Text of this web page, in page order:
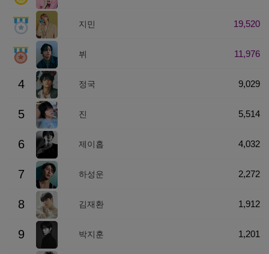
지민 19,520
뷔 11,976
4 정국 9,029
5 진 5,514
6 제이홉 4,032
7 하성운 2,272
8 김재환 1,912
9 박지훈 1,201